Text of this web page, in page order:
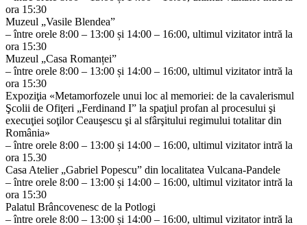
ora 15:30
Muzeul „Vasile Blendea”
– între orele 8:00 – 13:00 și 14:00 – 16:00, ultimul vizitator intră la
ora 15:30
Muzeul „Casa Romanței”
– între orele 8:00 – 13:00 și 14:00 – 16:00, ultimul vizitator intră la
ora 15:30
Expoziţia «Metamorfozele unui loc al memoriei: de la cavalerismul
Şcolii de Ofiţeri „Ferdinand I” la spaţiul profan al procesului şi
execuţiei soţilor Ceauşescu şi al sfârşitului regimului totalitar din
România»
– între orele 8:00 – 13:00 și 14:00 – 16:00, ultimul vizitator intră la
ora 15.30
Casa Atelier „Gabriel Popescu” din localitatea Vulcana-Pandele
– între orele 8:00 – 13:00 și 14:00 – 16:00, ultimul vizitator intră la
ora 15:30
Palatul Brâncovenesc de la Potlogi
– între orele 8:00 – 13:00 și 14:00 – 16:00, ultimul vizitator intră la